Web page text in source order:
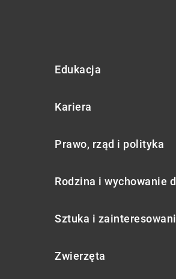
Edukacja
Kariera
Prawo, rząd i polityka
Rodzina i wychowanie
Sztuka i
Zwierzęta